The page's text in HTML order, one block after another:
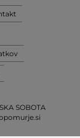
SOBOTA